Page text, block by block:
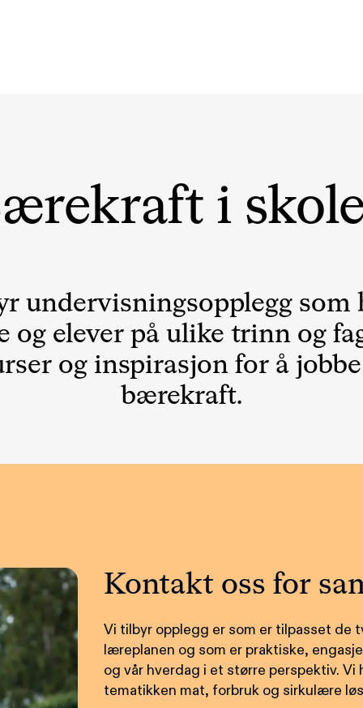
i
undervisningsopplegg som
og elever på ulike trinn og
og inspirasjon for å
bærekraft.
Kontakt oss for
Vi tilbyr opplegg er som er tilpasset de
læreplanen og som er praktiske,
og vår hverdag i et større perspektiv. Vi
tematikken mat, forbruk og sirkulære